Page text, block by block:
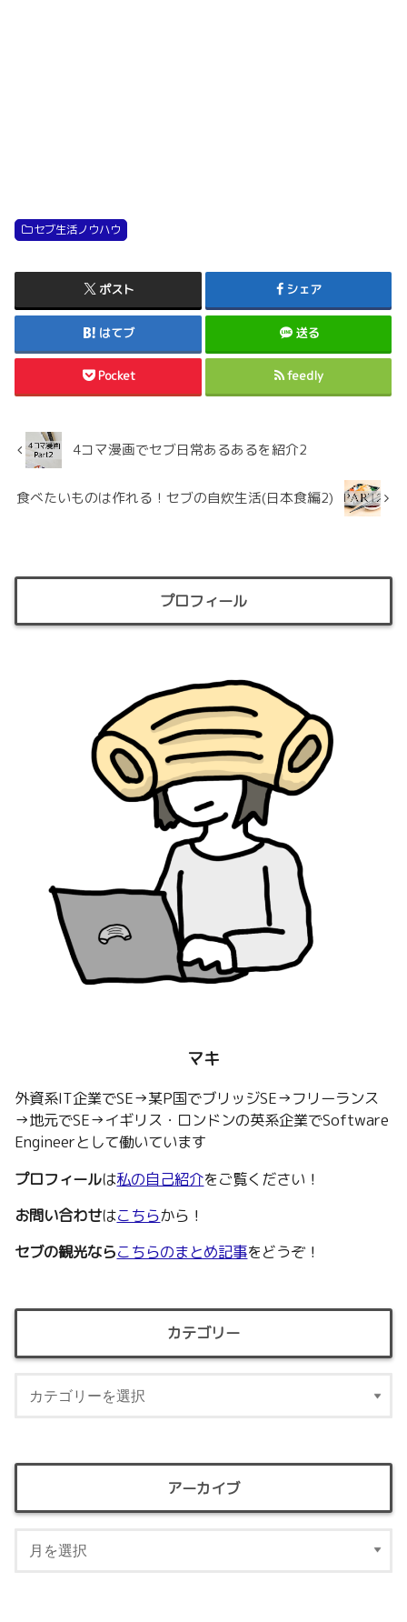
セブ生活ノウハウ
ポスト シェア
はてブ 送る
Pocket feedly
4コマ漫画でセブ日常あるあるを紹介2
食べたいものは作れる！セブの自炊生活(日本食編2)
プロフィール
マキ
外資系IT企業でSE→某P国でブリッジSE→フリーランス
→地元でSE→イギリス・ロンドンの英系企業でSoftware
Engineerとして働いています
プロフィールは私の自己紹介をご覧ください！
お問い合わせはこちらから！
セブの観光ならこちらのまとめ記事をどうぞ！
カテゴリー
アーカイブ